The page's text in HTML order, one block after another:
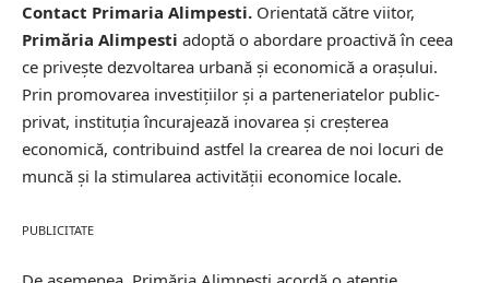
Contact Primaria Alimpesti. Orientată către viitor,
Primăria Alimpesti adoptă o abordare proactivă în ceea
ce privește dezvoltarea urbană și economică a orașului.
Prin promovarea investițiilor și a parteneriatelor public-
privat, instituția încurajează inovarea și creșterea
economică, contribuind astfel la crearea de noi locuri de
muncă și la stimularea activității economice locale.
PUBLICITATE